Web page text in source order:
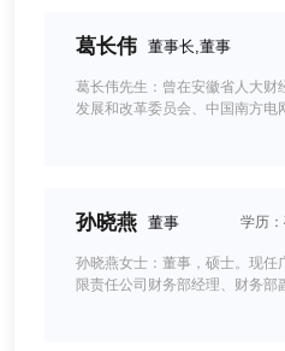
葛长伟 董事长,董事
葛长伟先生：曾在安徽省人大财
发展和改革委员会、中国南方电
孙晓燕 董事 学历
孙晓燕女士：董事，硕士。现任
限责任公司财务部经理、财务